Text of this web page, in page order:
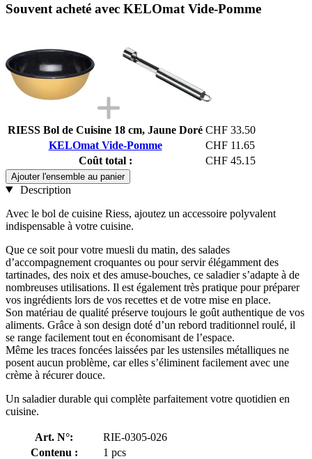
Souvent acheté avec KELOmat Vide-Pomme
RIESS Bol de Cuisine 18 cm, Jaune Doré CHF 33.50
KELOmat Vide-Pomme
CHF 11.65
Coût total :
CHF 45.15
Ajouter l'ensemble au panier
Description
Avec le bol de cuisine Riess, ajoutez un accessoire polyvalent
indispensable à votre cuisine.
Que ce soit pour votre muesli du matin, des salades
d’accompagnement croquantes ou pour servir élégamment des
tartinades, des noix et des amuse-bouches, ce saladier s’adapte à de
nombreuses utilisations. Il est également très pratique pour préparer
vos ingrédients lors de vos recettes et de votre mise en place.
Son matériau de qualité préserve toujours le goût authentique de vos
aliments. Grâce à son design doté d’un rebord traditionnel roulé, il
se range facilement tout en économisant de l’espace.
Même les traces foncées laissées par les ustensiles métalliques ne
posent aucun problème, car elles s’éliminent facilement avec une
crème à récurer douce.
Un saladier durable qui complète parfaitement votre quotidien en
cuisine.
Art. N°:
RIE-0305-026
Contenu :
1 pcs